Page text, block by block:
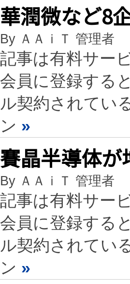
華潤微など8
By ＡＡｉＴ 管理者
記事は有料サー
会員に登録する
ル契約されてい
ン »
賽晶半導体
By ＡＡｉＴ 管理者
記事は有料サー
会員に登録する
ル契約されてい
ン »